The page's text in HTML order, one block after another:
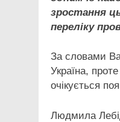
зростання
переліку
За словами
Україна,
очікується
Людмила